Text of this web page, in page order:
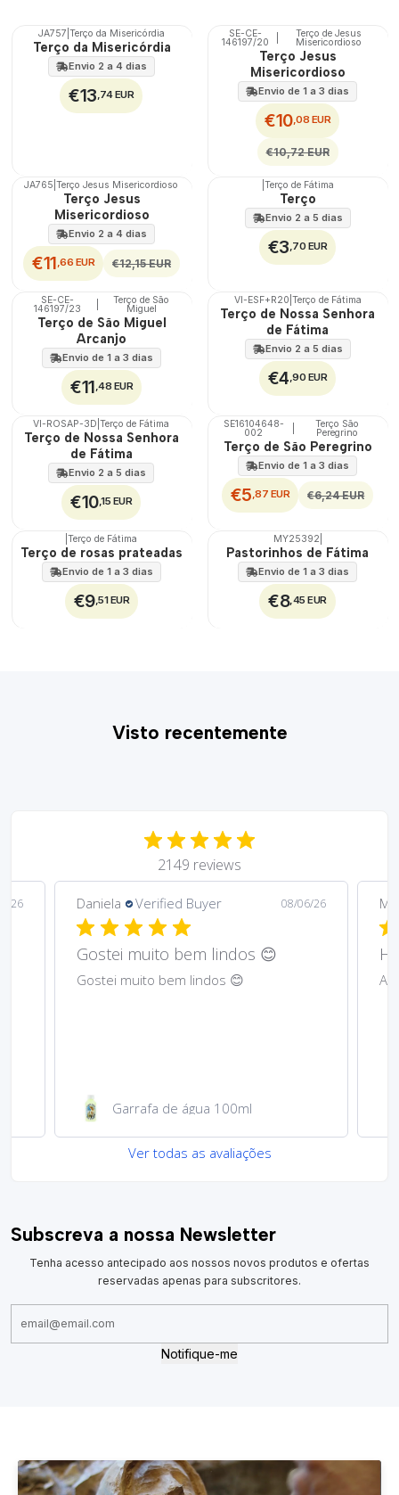
JA757 Terço da Misericórdia
Terço da Misericórdia
Envio 2 a 4 dias
€13,74 EUR
DESCONTO
SE-CE-
146197/20
Terço de Jesus
Misericordioso
Terço Jesus
Misericordioso
Envio de 1 a 3 dias
€10,08 EUR
€10,72 EUR
DESCONTO
JA765 |Terço Jesus Misericordioso
Terço Jesus
Misericordioso
Envio 2 a 4 dias
€11,66 EUR €12,15 EUR
100%
Terço de Fátima
Terço
Envio 2 a 5 dias
€3,70 EUR
SE-CE-
146197/23
Terço de São
Miguel
Terço de São Miguel
Arcanjo
Envio de 1 a 3 dias
€11,48 EUR
🇵🇹
100%
VI-ESF+R20 Terço de Fátima
Terço de Nossa Senhora
de Fátima
Envio 2 a 5 dias
€4,90 EUR
🇵🇹
100%
VI-ROSAP-3D |Terço de Fátima
Terço de Nossa Senhora
de Fátima
Envio 2 a 5 dias
€10,15 EUR
DESCONTO
SE16104648-
002
Terço São
Peregrino
Terço de São Peregrino
Envio de 1 a 3 dias
€5,87 EUR €6,24 EUR
|Terço de Fátima
Terço de rosas prateadas
Envio de 1 a 3 dias
€9,51 EUR
MY25392
Pastorinhos de Fátima
Envio de 1 a 3 dias
€8,45 EUR
Visto recentemente
2149 reviews
26 Daniela Verified Buyer 08/06/26
Gostei muito bem lindos 😊
Gostei muito bem lindos 😊
Garrafa de água 100ml
Ver todas as avaliações
Subscreva a nossa Newsletter
Tenha acesso antecipado aos nossos novos produtos e ofertas
reservadas apenas para subscritores.
Notifique-me